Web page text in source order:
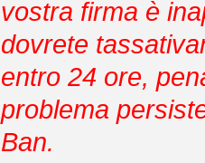
vostra firma è
dovrete
entro 24 ore,
problema
Ban.